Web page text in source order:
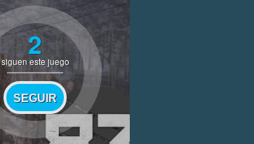
2
siguen este juego
SEGUIR